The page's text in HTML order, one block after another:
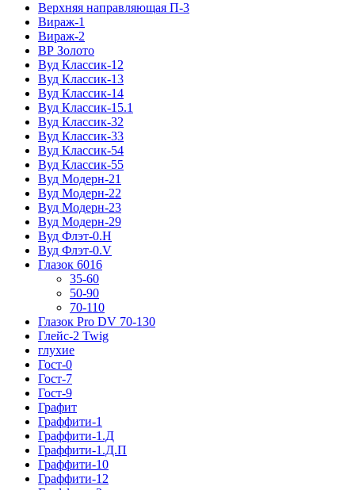
Верхняя направляющая П-3
Вираж-1
Вираж-2
ВР Золото
Вуд Классик-12
Вуд Классик-13
Вуд Классик-14
Вуд Классик-15.1
Вуд Классик-32
Вуд Классик-33
Вуд Классик-54
Вуд Классик-55
Вуд Модерн-21
Вуд Модерн-22
Вуд Модерн-23
Вуд Модерн-29
Вуд Флэт-0.H
Вуд Флэт-0.V
Глазок 6016
35-60
50-90
70-110
Глазок Pro DV 70-130
Глейс-2 Twig
глухие
Гост-0
Гост-7
Гост-9
Графит
Граффити-1
Граффити-1.Д
Граффити-1.Д.П
Граффити-10
Граффити-12